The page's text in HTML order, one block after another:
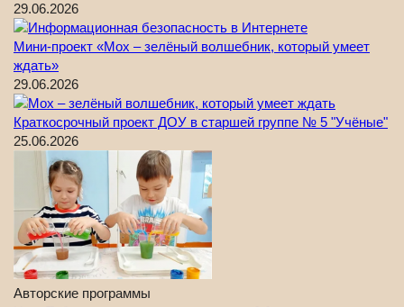
29.06.2026
Мини-проект «Мох – зелёный волшебник, который умеет
ждать»
29.06.2026
Краткосрочный проект ДОУ в старшей группе № 5 "Учёные"
25.06.2026
Авторские программы